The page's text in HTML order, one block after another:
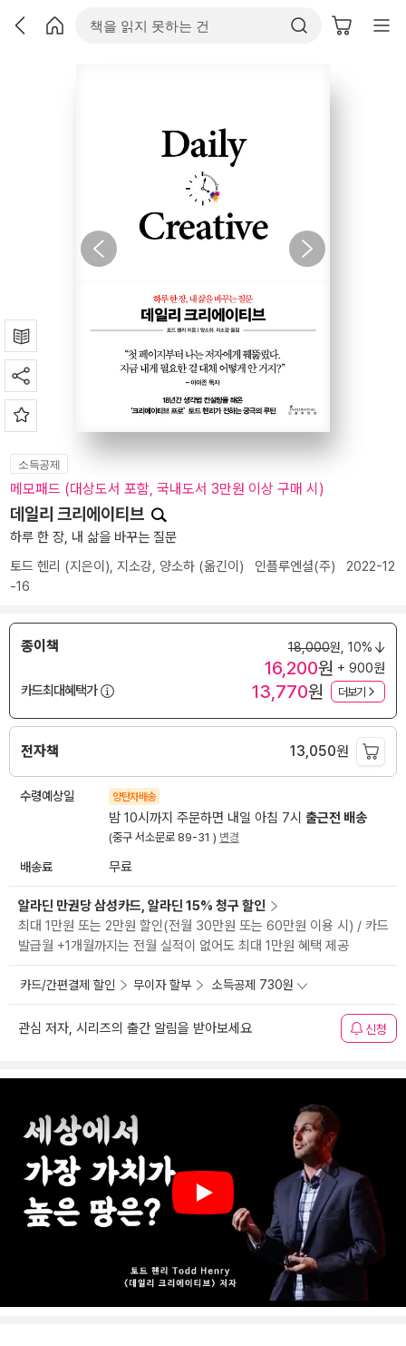
소득공제
메모패드 (대상도서 포함, 국내도서 3만원 이상 구매 시)
데일리 크리에이티브
하루 한 장, 내 삶을 바꾸는 질문
토드 헨리 (지은이), 지소강, 양소하 (옮긴이) 인플루엔셜(주) 2022-12
-16
종이책 18,000원, 10%
16,200원 + 900원
카드최대혜택가
13,770원 더보기
전자책 13,050원
수령예상일 양탄자배송
밤 10시까지 주문하면 내일 아침 7시 출근전 배송
(중구 서소문로 89-31 ) 변경
배송료 무료
알라딘 만권당 삼성카드, 알라딘 15% 청구 할인
최대 1만원 또는 2만원 할인(전월 30만원 또는 60만원 이용 시) / 카드
발급월 +1개월까지는 전월 실적이 없어도 최대 1만원 혜택 제공
카드/간편결제 할인 무이자 할부 소득공제 730원
관심 저자, 시리즈의 출간 알림을 받아보세요 신청
Play